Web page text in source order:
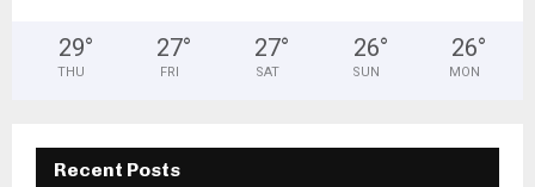
29°
THU
27°
FRI
27°
SAT
26°
SUN
26°
MON
Recent Posts